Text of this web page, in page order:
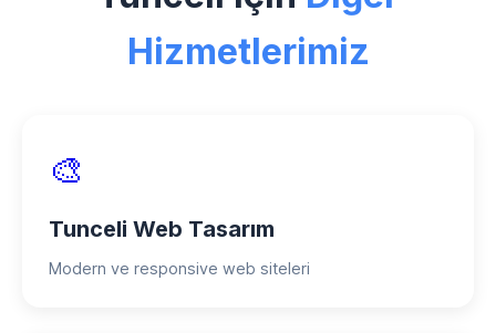
indirimler, taksitli ödeme seçenekleri ve
proje bazlı ödeme planları mevcuttur.
Hizmetlerimiz
🎨
Tunceli Web Tasarım
Modern ve responsive web siteleri